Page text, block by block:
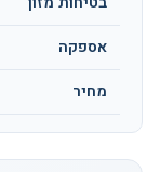
אספקה
מחיר